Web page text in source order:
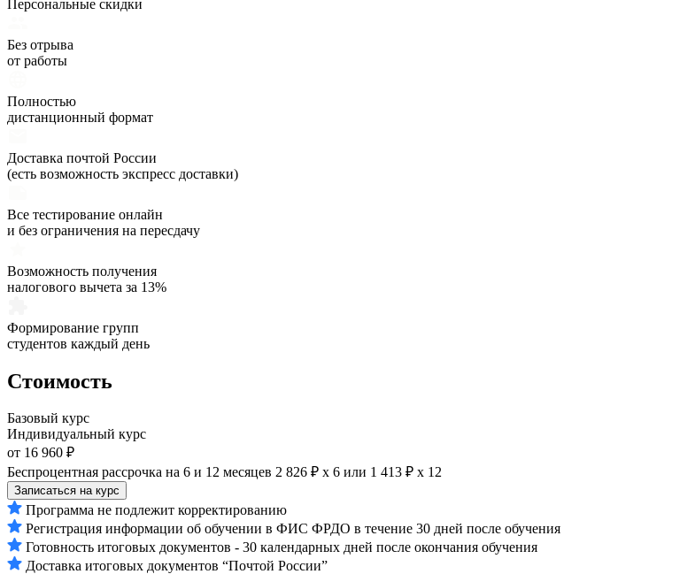
Персональные скидки
Без отрыва
от работы
Полностью
дистанционный формат
Доставка почтой России
(есть возможность экспресс доставки)
Все тестирование онлайн
и без ограничения на пересдачу
Возможность получения
налогового вычета за 13%
Формирование групп
студентов каждый день
Стоимость
Базовый курс
Индивидуальный курс
от 16 960 ₽
Беспроцентная рассрочка на 6 и 12 месяцев 2 826 ₽ х 6 или 1 413 ₽ х 12
Записаться на курс
Программа не подлежит корректированию
Регистрация информации об обучении в ФИС ФРДО в течение 30 дней после обучения
Готовность итоговых документов - 30 календарных дней после окончания обучения
Доставка итоговых документов “Почтой России”